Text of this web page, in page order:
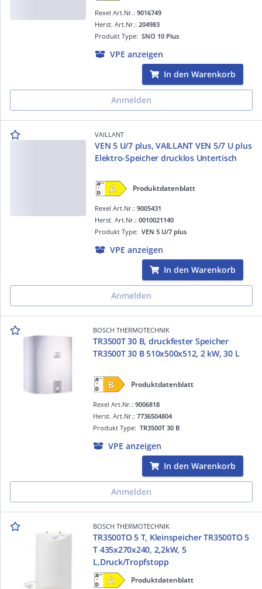
Rexel Art.Nr.: 9016749
Produkt Type: SNO 10 Plus
Herst. Art.Nr.: 204983
VPE anzeigen
In den Warenkorb
Anmelden
VAILLANT
VEN 5 U/7 plus, VAILLANT VEN 5/7 U plus
Elektro-Speicher drucklos Untertisch
Produktdatenblatt
Rexel Art.Nr.: 9005431
Produkt Type: VEN 5 U/7 plus
Herst. Art.Nr.: 0010021140
VPE anzeigen
In den Warenkorb
Anmelden
BOSCH THERMOTECHNIK
TR3500T 30 B, druckfester Speicher
TR3500T 30 B 510x500x512, 2 kW, 30 L
Produktdatenblatt
Rexel Art.Nr.:9006818
Produkt Type:TR3500T 30 B
Herst. Art.Nr.:7736504804
VPE anzeigen
In den Warenkorb
Anmelden
BOSCH THERMOTECHNIK
TR3500TO 5 T, Kleinspeicher TR3500TO 5
T 435x270x240, 2,2kW, 5
L,Druck/Tropfstopp
Produktdatenblatt